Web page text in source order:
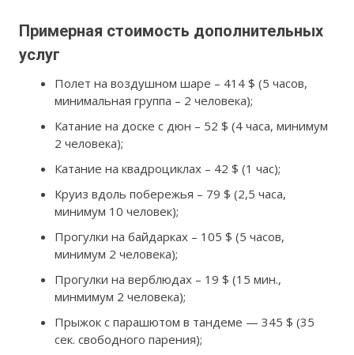
Примерная стоимость дополнительных
услуг
Полет на воздушном шаре – 414 $ (5 часов,
минимальная группа – 2 человека);
Катание на доске с дюн – 52 $ (4 часа, минимум
2 человека);
Катание на квадроциклах – 42 $ (1 час);
Круиз вдоль побережья – 79 $ (2,5 часа,
минимум 10 человек);
Прогулки на байдарках – 105 $ (5 часов,
минимум 2 человека);
Прогулки на верблюдах – 19 $ (15 мин.,
минмимум 2 человека);
Прыжок с парашютом в тандеме — 345 $ (35
сек. свободного парения);